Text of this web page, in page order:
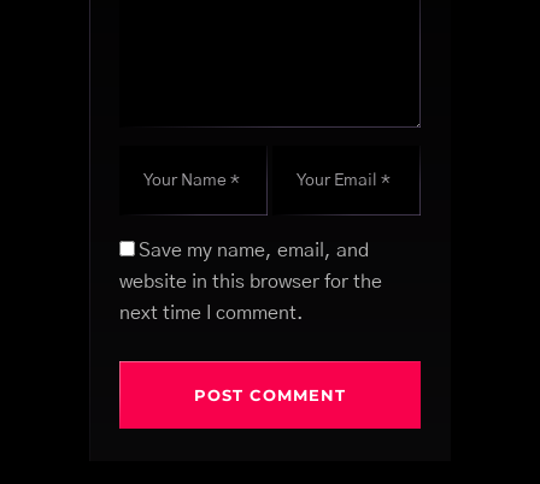
Save my name, email, and
website in this browser for the
next time I comment.